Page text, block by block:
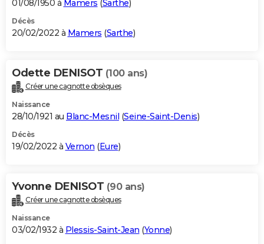
01/08/1950 à Mamers (Sarthe)
Décès
20/02/2022 à Mamers (Sarthe)
Odette DENISOT (100 ans)
Créer une cagnotte obsèques
Naissance
28/10/1921 au Blanc-Mesnil (Seine-Saint-Denis)
Décès
19/02/2022 à Vernon (Eure)
Yvonne DENISOT (90 ans)
Créer une cagnotte obsèques
Naissance
03/02/1932 à Plessis-Saint-Jean (Yonne)